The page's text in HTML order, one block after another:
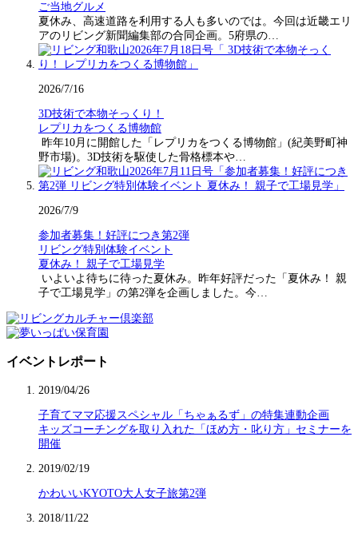
ご当地グルメ
夏休み、高速道路を利用する人も多いのでは。今回は近畿エリ
アのリビング新聞編集部の合同企画。5府県の…
2026/7/16
3D技術で本物そっくり！
レプリカをつくる博物館
昨年10月に開館した「レプリカをつくる博物館」(紀美野町神
野市場)。3D技術を駆使した骨格標本や…
2026/7/9
参加者募集！好評につき第2弾
リビング特別体験イベント
夏休み！ 親子で工場見学
いよいよ待ちに待った夏休み。昨年好評だった「夏休み！ 親
子で工場見学」の第2弾を企画しました。今…
イベントレポート
2019/04/26
子育てママ応援スペシャル「ちゃぁるず」の特集連動企画
キッズコーチングを取り入れた「ほめ方・叱り方」セミナーを
開催
2019/02/19
かわいいKYOTO大人女子旅第2弾
2018/11/22